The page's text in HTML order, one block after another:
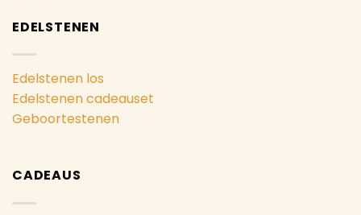
EDELSTENEN
Edelstenen los
Edelstenen cadeauset
Geboortestenen
CADEAUS